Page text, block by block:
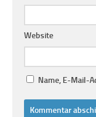
Website
Name, E-Mail-